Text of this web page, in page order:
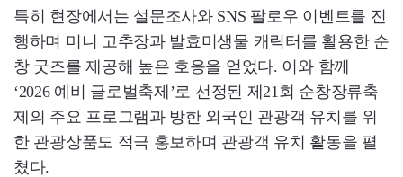
특히 현장에서는 설문조사와 SNS 팔로우 이벤트를 진
행하며 미니 고추장과 발효미생물 캐릭터를 활용한 순
창 굿즈를 제공해 높은 호응을 얻었다. 이와 함께
‘2026 예비 글로벌축제’로 선정된 제21회 순창장류축
제의 주요 프로그램과 방한 외국인 관광객 유치를 위
한 관광상품도 적극 홍보하며 관광객 유치 활동을 펼
쳤다.